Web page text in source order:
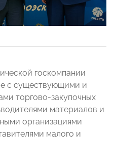
госкомпании
с существующими и
торгово-закупочных
материалов и
организациями
малого и